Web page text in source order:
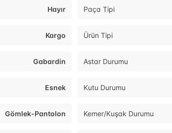
Hayır Paça Tipi
Kargo Ürün Tipi
Gabardin Astar Durumu
Esnek Kutu Durumu
Gömlek-Pantolon Kemer/Kuşak Durumu